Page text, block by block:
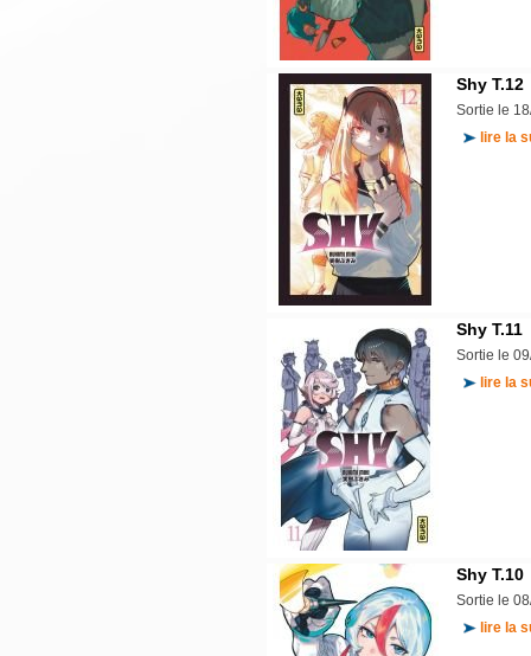
Shy T.12
Sortie le
lire la
Shy T.11
Sortie le
lire la
Shy T.10
Sortie le
lire la